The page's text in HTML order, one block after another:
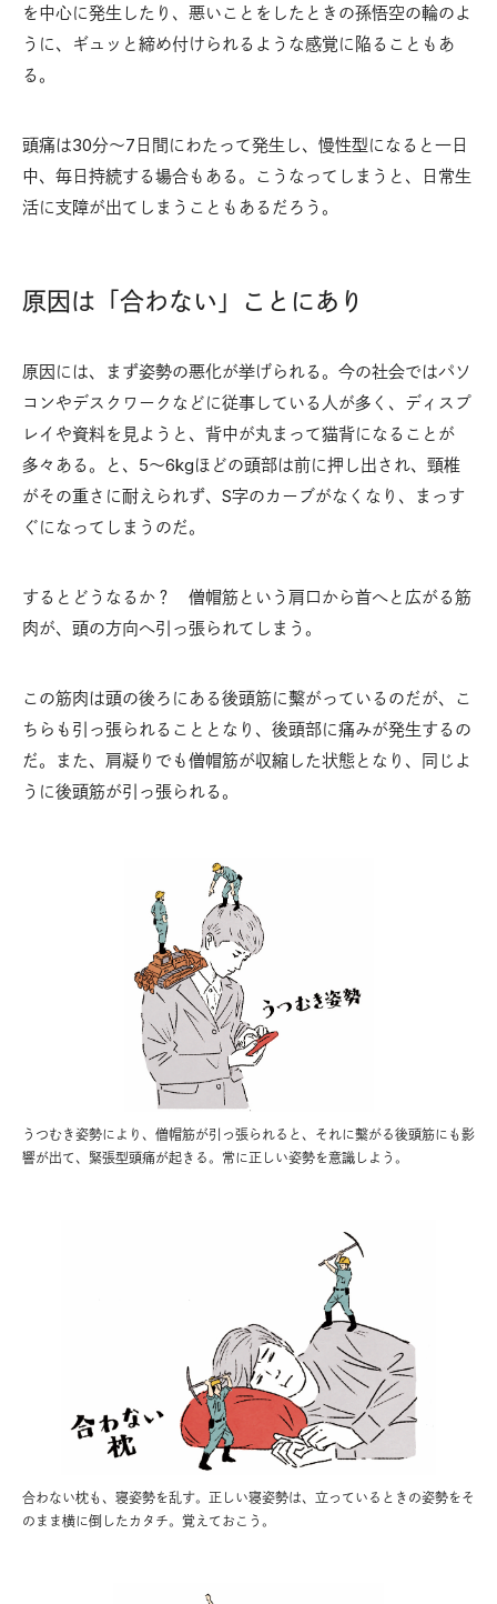
を中心に発生したり、悪いことをしたときの孫悟空の輪のよ
うに、ギュッと締め付けられるような感覚に陥ることもあ
る。
頭痛は30分～7日間にわたって発生し、慢性型になると一日
中、毎日持続する場合もある。こうなってしまうと、日常生
活に支障が出てしまうこともあるだろう。
原因は「合わない」ことにあり
原因には、まず姿勢の悪化が挙げられる。今の社会ではパソ
コンやデスクワークなどに従事している人が多く、ディスプ
レイや資料を見ようと、背中が丸まって猫背になることが
多々ある。と、5〜6kgほどの頭部は前に押し出され、頸椎
がその重さに耐えられず、S字のカーブがなくなり、まっす
ぐになってしまうのだ。
するとどうなるか？ 僧帽筋という肩口から首へと広がる筋
肉が、頭の方向へ引っ張られてしまう。
この筋肉は頭の後ろにある後頭筋に繫がっているのだが、こ
ちらも引っ張られることとなり、後頭部に痛みが発生するの
だ。また、肩凝りでも僧帽筋が収縮した状態となり、同じよ
うに後頭筋が引っ張られる。
うつむき姿勢により、僧帽筋が引っ張られると、それに繫がる後頭筋にも影
響が出て、緊張型頭痛が起きる。常に正しい姿勢を意識しよう。
合わない枕も、寝姿勢を乱す。正しい寝姿勢は、立っているときの姿勢をそ
のまま横に倒したカタチ。覚えておこう。